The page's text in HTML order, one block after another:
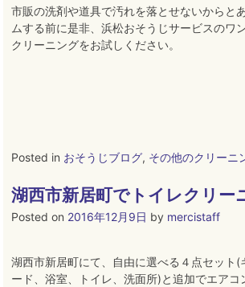
市販の洗剤や道具で汚れを落とせないからと
ムする前に是非、浜松おそうじサービスのワ
クリーニングをお試しください。
Posted in おそうじブログ, その他のクリーニ
湖西市新居町でトイレクリー
Posted on 2016年12月9日 by mercistaff
湖西市新居町にて、自由に選べる４点セット(
ード、浴室、トイレ、洗面所)と追加でエアコ